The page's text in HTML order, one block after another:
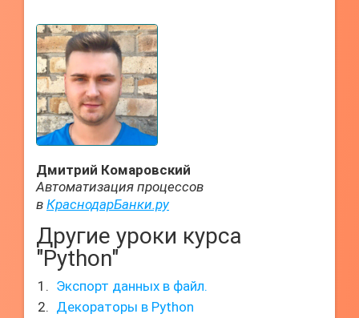
Дмитрий Комаровский
Автоматизация процессов
в КраснодарБанки.ру
Другие уроки курса
"Python"
Экспорт данных в файл.
Декораторы в Python